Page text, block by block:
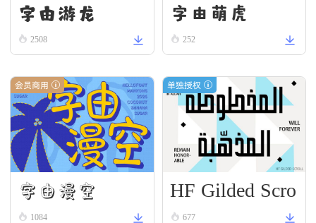
字由游龙
2508
字由萌虎
252
会员商用
字由漫空
1084
单独授权
HF Gilded Scro
677